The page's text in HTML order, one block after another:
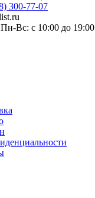
300-77-07
Пн-Вс: с 10:00 до 19:00